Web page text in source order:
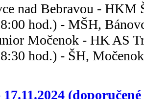
nad Bebravou -
hod.) - MŠH,
Močenok -
hod.) - ŠH,
17.11.2024